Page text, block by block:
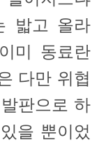
밟고 올라
미 동료란
다만 위협
판으로 하
을 뿐이었